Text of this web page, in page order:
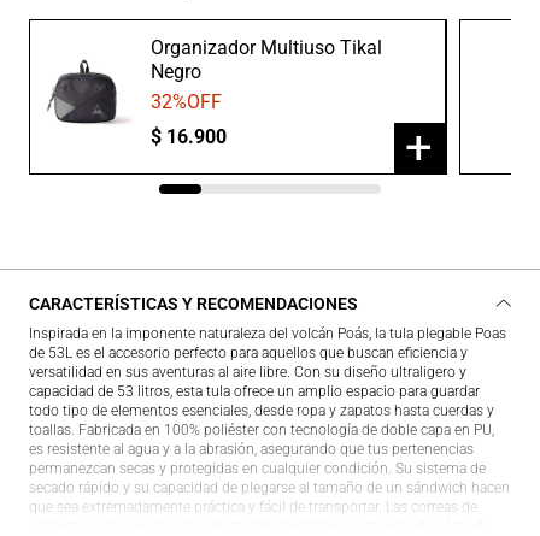
Organizador Multiuso Tikal
Negro
32%OFF
$ 16.900 +
CARACTERÍSTICAS Y RECOMENDACIONES
Inspirada en la imponente naturaleza del volcán Poás, la tula plegable Poas
de 53L es el accesorio perfecto para aquellos que buscan eficiencia y
versatilidad en sus aventuras al aire libre. Con su diseño ultraligero y
capacidad de 53 litros, esta tula ofrece un amplio espacio para guardar
todo tipo de elementos esenciales, desde ropa y zapatos hasta cuerdas y
toallas. Fabricada en 100% poliéster con tecnología de doble capa en PU,
es resistente al agua y a la abrasión, asegurando que tus pertenencias
permanezcan secas y protegidas en cualquier condición. Su sistema de
secado rápido y su capacidad de plegarse al tamaño de un sándwich hacen
que sea extremadamente práctica y fácil de transportar. Las correas de